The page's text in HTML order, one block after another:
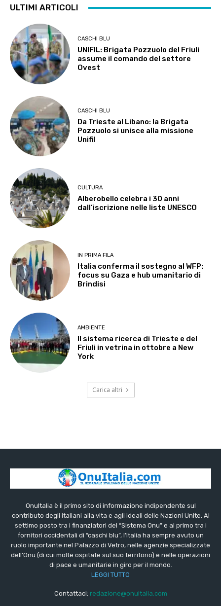
ULTIMI ARTICOLI
CASCHI BLU
UNIFIL: Brigata Pozzuolo del Friuli
assume il comando del settore
Ovest
CASCHI BLU
Da Trieste al Libano: la Brigata
Pozzuolo si unisce alla missione
Unifil
CULTURA
Alberobello celebra i 30 anni
dall’iscrizione nelle liste UNESCO
IN PRIMA FILA
Italia conferma il sostegno al WFP:
focus su Gaza e hub umanitario di
Brindisi
AMBIENTE
Il sistema ricerca di Trieste e del
Friuli in vetrina in ottobre a New
York
Carica altri
OnuItalia è il primo sito di informazione indipendente sul
contributo degli italiani alla vita e agli ideali delle Nazioni Unite. Al
settimo posto tra i finanziatori del “Sistema Onu” e al primo tra i
fornitori occidentali di “caschi blu”, l’Italia ha sempre avuto un
ruolo importante nel Palazzo di Vetro, nelle agenzie specializzate
dell’Onu (di cui molte ospitate sul suo territorio) e nelle operazioni
di pace e umanitarie in giro per il mondo.
LEGGI TUTTO
Contattaci: redazione@onuitalia.com